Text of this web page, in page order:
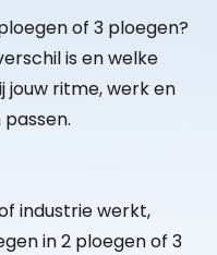
of 3 ploegen?
is en welke
ritme, werk en
industrie werkt,
in 2 ploegen of 3